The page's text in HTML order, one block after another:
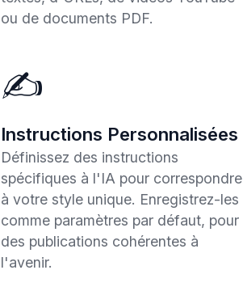
ou de documents PDF.
✍️
Instructions Personnalisées
Définissez des instructions
spécifiques à l'IA pour correspondre
à votre style unique. Enregistrez-les
comme paramètres par défaut, pour
des publications cohérentes à
l'avenir.